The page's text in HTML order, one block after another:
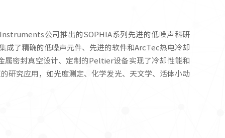
公司推出的SOPHIA系列先进的低噪声科研
成了精确的低噪声元件、先进的软件和ArcTec热电冷却
密封真空设计、定制的Peltier设备实现了冷却性能和
研究应用，如光度测定、化学发光、天文学、活体小动